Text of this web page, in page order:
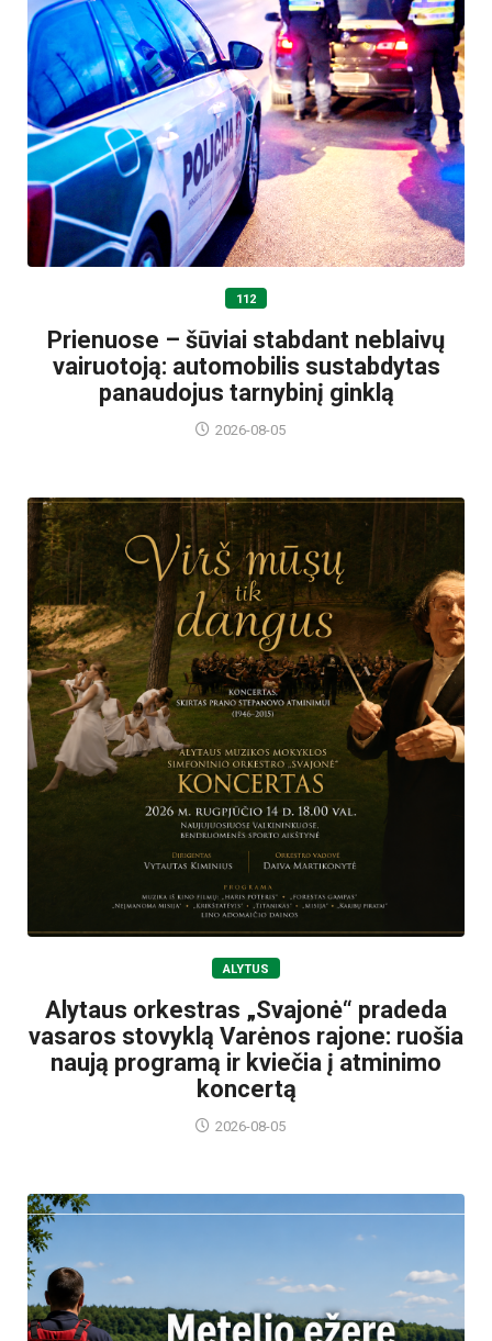
112
Prienuose – šūviai stabdant neblaivų
vairuotoją: automobilis sustabdytas
panaudojus tarnybinį ginklą
2026-08-05
ALYTUS
Alytaus orkestras „Svajonė“ pradeda
vasaros stovyklą Varėnos rajone: ruošia
naują programą ir kviečia į atminimo
koncertą
2026-08-05